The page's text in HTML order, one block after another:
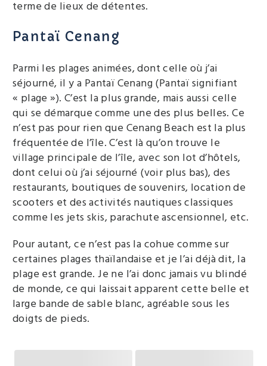
terme de lieux de détentes.
Pantaï Cenang
Parmi les plages animées, dont celle où j’ai
séjourné, il y a Pantaï Cenang (Pantaï signifiant
« plage »). C’est la plus grande, mais aussi celle
qui se démarque comme une des plus belles. Ce
n’est pas pour rien que Cenang Beach est la plus
fréquentée de l’île. C’est là qu’on trouve le
village principale de l’île, avec son lot d’hôtels,
dont celui où j’ai séjourné (voir plus bas), des
restaurants, boutiques de souvenirs, location de
scooters et des activités nautiques classiques
comme les jets skis, parachute ascensionnel, etc.
Pour autant, ce n’est pas la cohue comme sur
certaines plages thaïlandaise et je l’ai déjà dit, la
plage est grande. Je ne l’ai donc jamais vu blindé
de monde, ce qui laissait apparent cette belle et
large bande de sable blanc, agréable sous les
doigts de pieds.